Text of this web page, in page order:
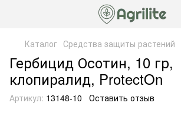
Каталог Средства защиты растений
Гербицид Осотин, 10 гр,
клопиралид, ProtectOn
Артикул: 13148-10 Оставить отзыв